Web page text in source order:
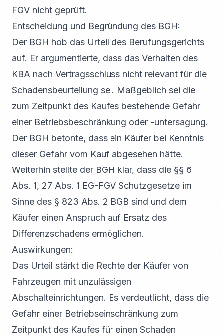
FGV nicht geprüft.
Entscheidung und Begründung des BGH:
Der BGH hob das Urteil des Berufungsgerichts
auf. Er argumentierte, dass das Verhalten des
KBA nach Vertragsschluss nicht relevant für die
Schadensbeurteilung sei. Maßgeblich sei die
zum Zeitpunkt des Kaufes bestehende Gefahr
einer Betriebsbeschränkung oder -untersagung.
Der BGH betonte, dass ein Käufer bei Kenntnis
dieser Gefahr vom Kauf abgesehen hätte.
Weiterhin stellte der BGH klar, dass die §§ 6
Abs. 1, 27 Abs. 1 EG-FGV Schutzgesetze im
Sinne des § 823 Abs. 2 BGB sind und dem
Käufer einen Anspruch auf Ersatz des
Differenzschadens ermöglichen.
Auswirkungen:
Das Urteil stärkt die Rechte der Käufer von
Fahrzeugen mit unzulässigen
Abschalteinrichtungen. Es verdeutlicht, dass die
Gefahr einer Betriebseinschränkung zum
Zeitpunkt des Kaufes für einen Schaden